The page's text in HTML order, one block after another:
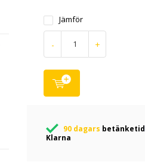
Jämför
- +
90 dagars betänketid
Klarna